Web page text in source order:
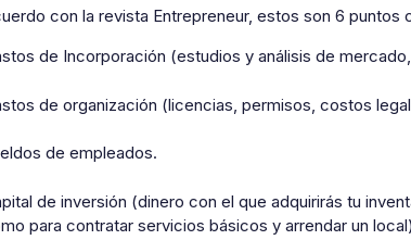
con la revista Entrepreneur, estos son 6 puntos
de Incorporación (estudios y análisis de
de organización (licencias, permisos, costos
de empleados.
de inversión (dinero con el que adquirirás tu
para contratar servicios básicos y arrendar un